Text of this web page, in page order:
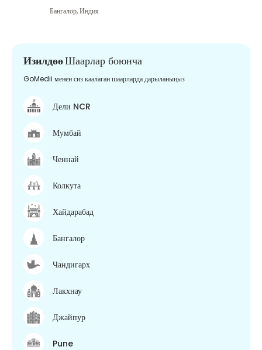
Бангалор,Индия
ИзилдөөШаарлар боюнча
GoMedii менен сиз каалаган шаарларда дарыланыңыз
Дели NCR
Мумбай
Ченнай
Колкута
Хайдарабад
Бангалор
Чандигарх
Лакхнау
Джайпур
Pune